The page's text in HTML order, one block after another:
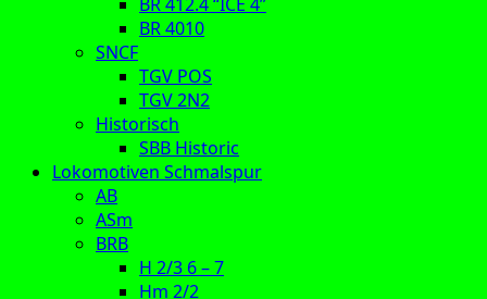
BR 4010
SNCF
TGV POS
TGV 2N2
Historisch
SBB Historic
Lokomotiven Schmalspur
AB
ASm
BRB
H 2/3 6 – 7
Hm 2/2